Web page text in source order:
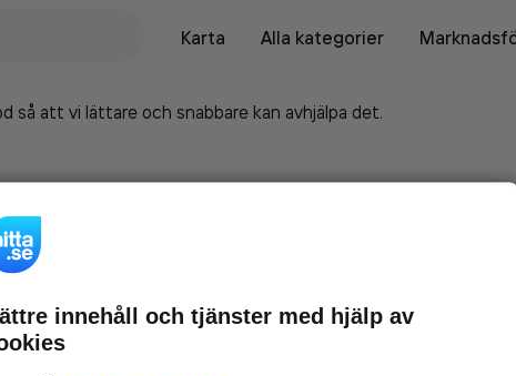
Karta
Alla kategorier
så att vi lättare och snabbare kan avhjälpa det.
innehåll och tjänster med hjälp av